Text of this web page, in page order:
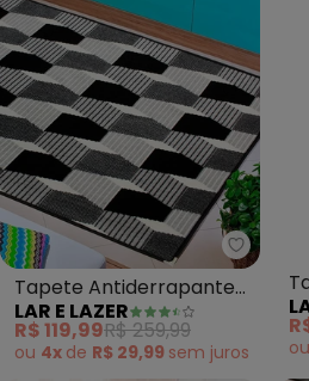
Lar e
Tapete Antiderrapante
(Preto) 100x150 cm
LAR E LAZER
R$ 119,99R$ 259,99
ou 4x de R$ 29,99 sem juros ou